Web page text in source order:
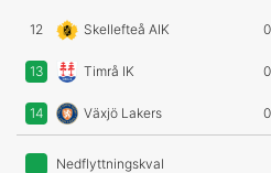
12 Skellefteå AIK 0
13 Timrå IK 0
14 Växjö Lakers 0
Nedflyttningskval